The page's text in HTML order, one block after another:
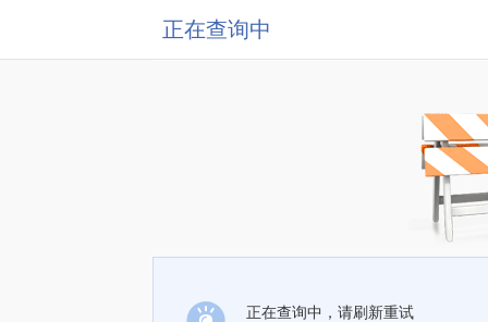
正在查询中
正在查询中，请刷新重试